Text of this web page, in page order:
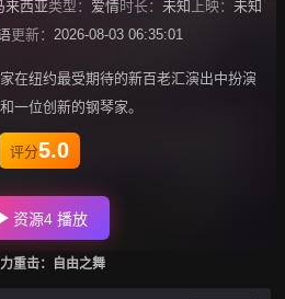
来西亚类型： 爱情时长： 未知 上映： 未知
更新： 2026-08-03 06:35:01
在纽约最受期待的新百老汇演出中扮演
一位创新的钢琴家。
评分5.0
资源4 播放
重击：自由之舞